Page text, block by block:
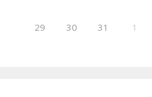
29 30 31 1